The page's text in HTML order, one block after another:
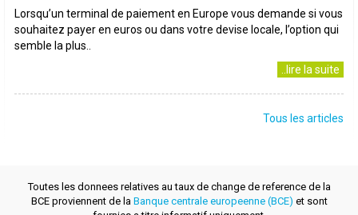
Lorsqu’un terminal de paiement en Europe vous demande si vous
souhaitez payer en euros ou dans votre devise locale, l’option qui
semble la plus..
..lire la suite
Tous les articles
Toutes les donnees relatives au taux de change de reference de la
BCE proviennent de la Banque centrale europeenne (BCE) et sont